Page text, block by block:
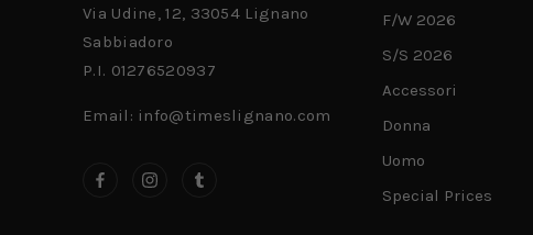
Via Udine, 12, 33054 Lignano
Sabbiadoro
P.I. 01276520937
Email: info@timeslignano.com
F/W 2026
S/S 2026
Accessori
Donna
Uomo
Special Prices